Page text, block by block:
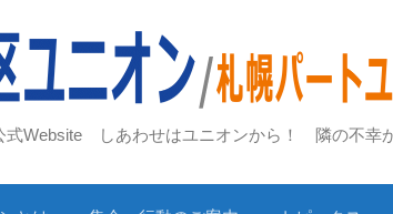
式Website しあわせはユニオンから！ 隣の不幸